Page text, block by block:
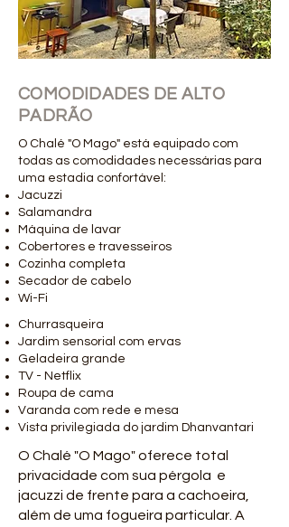
COMODIDADES DE ALTO
PADRÃO
O Chalé "O Mago" está equipado com
todas as comodidades necessárias para
uma estadia confortável:
Jacuzzi
Salamandra
Máquina de lavar
Cobertores e travesseiros
Cozinha completa
Secador de cabelo
Wi-Fi
Churrasqueira
Jardim sensorial com ervas
Geladeira grande
TV - Netflix
Roupa de cama
Varanda com rede e mesa
Vista privilegiada do jardim Dhanvantari
O Chalé "O Mago" oferece total
privacidade com sua pérgola e
jacuzzi de frente para a cachoeira,
além de uma fogueira particular. A